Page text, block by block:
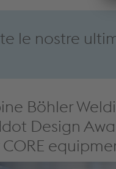
le nostre
Böhler
Design